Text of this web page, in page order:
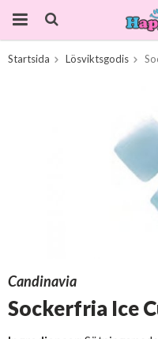
Startsida Lösviktsgodis
Candinavia
Sockerfria Ice